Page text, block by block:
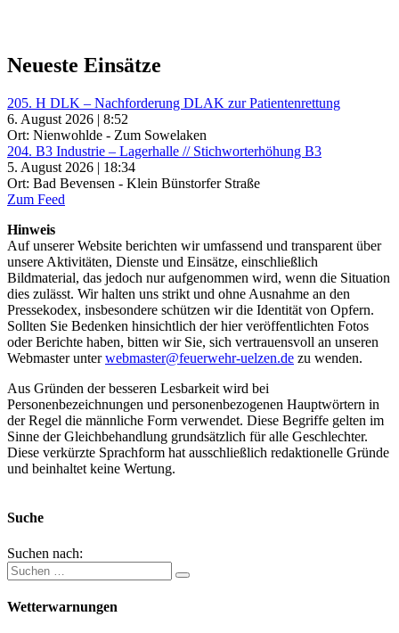
Neueste Einsätze
205. H DLK – Nachforderung DLAK zur Patientenrettung
6. August 2026 | 8:52
Ort: Nienwohlde - Zum Sowelaken
204. B3 Industrie – Lagerhalle // Stichworterhöhung B3
5. August 2026 | 18:34
Ort: Bad Bevensen - Klein Bünstorfer Straße
Zum Feed
Hinweis
Auf unserer Website berichten wir umfassend und transparent über
unsere Aktivitäten, Dienste und Einsätze, einschließlich
Bildmaterial, das jedoch nur aufgenommen wird, wenn die Situation
dies zulässt. Wir halten uns strikt und ohne Ausnahme an den
Pressekodex, insbesondere schützen wir die Identität von Opfern.
Sollten Sie Bedenken hinsichtlich der hier veröffentlichten Fotos
oder Berichte haben, bitten wir Sie, sich vertrauensvoll an unseren
Webmaster unterwebmaster@feuerwehr-uelzen.de zu wenden.
Aus Gründen der besseren Lesbarkeit wird bei
Personenbezeichnungen und personenbezogenen Hauptwörtern in
der Regel die männliche Form verwendet. Diese Begriffe gelten im
Sinne der Gleichbehandlung grundsätzlich für alle Geschlechter.
Diese verkürzte Sprachform hat ausschließlich redaktionelle Gründe
und beinhaltet keine Wertung.
Suche
Suchen nach:
Wetterwarnungen